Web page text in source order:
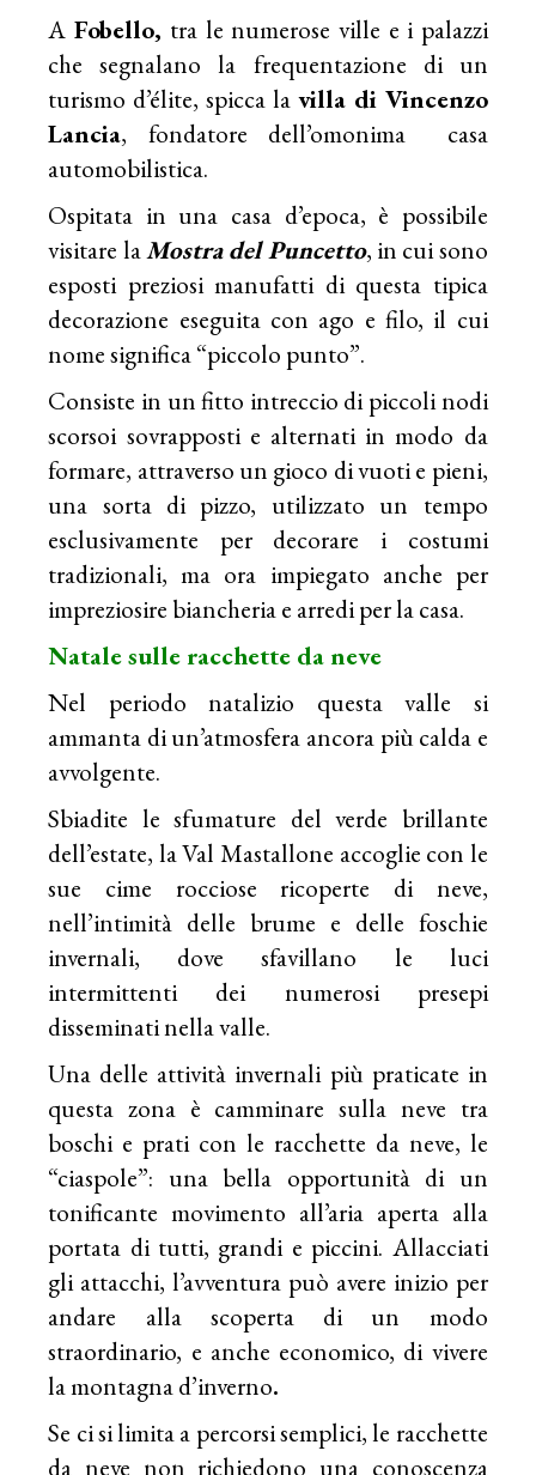
A Fobello, tra le numerose ville e i palazzi
che segnalano la frequentazione di un
turismo d’élite, spicca la villa di Vincenzo
Lancia, fondatore dell’omonima casa
automobilistica.
Ospitata in una casa d’epoca, è possibile
visitare laMostra del Puncetto, in cui sono
esposti preziosi manufatti di questa tipica
decorazione eseguita con ago e filo, il cui
nome significa “piccolo punto”.
Consiste in un fitto intreccio di piccoli nodi
scorsoi sovrapposti e alternati in modo da
formare, attraverso un gioco di vuoti e pieni,
una sorta di pizzo, utilizzato un tempo
esclusivamente per decorare i costumi
tradizionali, ma ora impiegato anche per
impreziosire biancheria e arredi per la casa.
Natale sulle racchette da neve
Nel periodo natalizio questa valle si
ammanta di un’atmosfera ancora più calda e
avvolgente.
Sbiadite le sfumature del verde brillante
dell’estate, la Val Mastallone accoglie con le
sue cime rocciose ricoperte di neve,
nell’intimità delle brume e delle foschie
invernali, dove sfavillano le luci
intermittenti dei numerosi presepi
disseminati nella valle.
Una delle attività invernali più praticate in
questa zona è camminare sulla neve tra
boschi e prati con le racchette da neve, le
“ciaspole”: una bella opportunità di un
tonificante movimento all’aria aperta alla
portata di tutti, grandi e piccini. Allacciati
gli attacchi, l’avventura può avere inizio per
andare alla scoperta di un modo
straordinario, e anche economico, di vivere
la montagna d’inverno.
Se ci si limita a percorsi semplici, le racchette
da neve non richiedono una conoscenza